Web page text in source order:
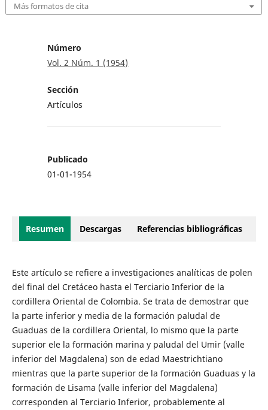
Más formatos de cita
Número
Vol. 2 Núm. 1 (1954)
Sección
Artículos
Publicado
01-01-1954
Resumen Descargas Referencias bibliográficas
Este artículo se refiere a investigaciones analíticas de polen
del final del Cretáceo hasta el Terciario Inferior de la
cordillera Oriental de Colombia. Se trata de demostrar que
la parte inferior y media de la formación paludal de
Guaduas de la cordillera Oriental, lo mismo que la parte
superior ele la formación marina y paludal del Umir (valle
inferior del Magdalena) son de edad Maestrichtiano
mientras que la parte superior de la formación Guaduas y la
formación de Lisama (valle inferior del Magdalena)
corresponden al Terciario Inferior, probablemente al